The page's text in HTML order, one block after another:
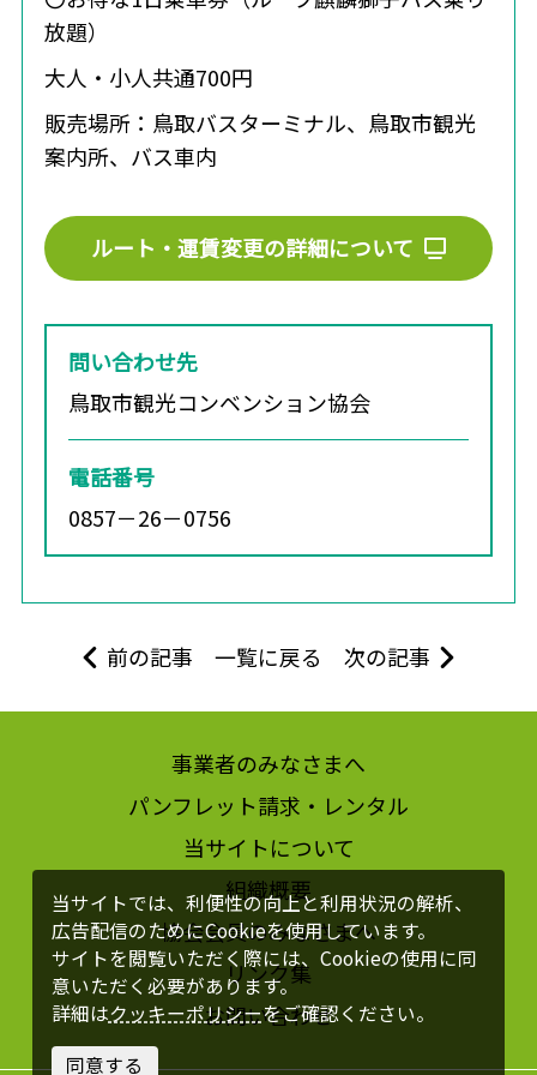
放題）
大人・小人共通700円
販売場所：鳥取バスターミナル、鳥取市観光
案内所、バス車内
ルート・運賃変更の詳細について
問い合わせ先
鳥取市観光コンベンション協会
電話番号
0857－26－0756
前の記事 一覧に戻る 次の記事
事業者のみなさまへ
パンフレット請求・レンタル
当サイトについて
組織概要
協会会員のみなさまへ
リンク集
お問い合わせ
当サイトでは、利便性の向上と利用状況の解析、
広告配信のためにCookieを使用しています。
サイトを閲覧いただく際には、Cookieの使用に同
意いただく必要があります。
詳細はクッキーポリシーをご確認ください。
同意する